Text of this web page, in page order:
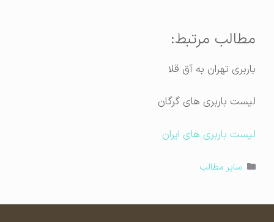
مطالب مرتبط:
باربری تهران به آق قلا
لیست باربری های گرگان
لیست باربری های ایران
دسته‌ها
سایر مطالب